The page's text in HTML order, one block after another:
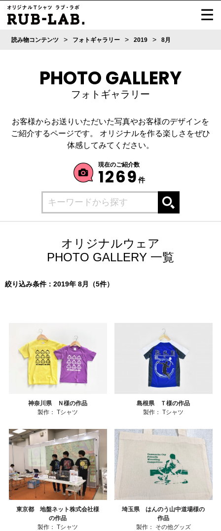
読み物コンテンツ > フォトギャラリー > 2019 > 8月
PHOTO GALLERY
フォトギャラリー
お客様からお送りいただいた写真やお客様のデザインを
ご紹介するページです。
オリジナルを作る楽しさをぜひ
体感してみてください。
現在のご紹介数
1269 件
オリジナルウェア
PHOTO GALLERY 一覧
絞り込み条件：2019年 8月（5件）
神奈川県 Ｎ様の作品
製作： Tシャツ
島根県 Ｔ様の作品
製作： Tシャツ
東京都 地盤ネット株式会社様
の作品
製作： Tシャツ
埼玉県 はんのう山中道場様の
作品
製作：
その他グッズ